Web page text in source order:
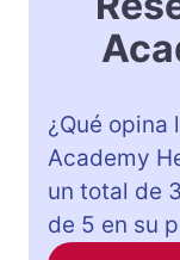
¿Qué opina
Academy
un total de
de 5 en su